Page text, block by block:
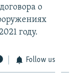
о
году.
Follow us